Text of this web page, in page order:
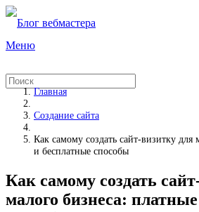
Меню
Главная
Создание сайта
Как самому создать сайт-визитку для
и бесплатные способы
Как самому создать
малого бизнеса: